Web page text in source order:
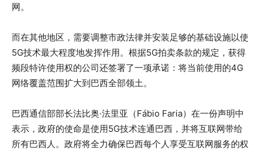
网。
而在其他地区，需要调整市政法律并安装足够的基础设施以使
5G技术最大程度地发挥作用。根据5G拍卖条款的规定，获得
频段特许使用权的公司还签署了一项承诺：将当前使用的4G
网络覆盖范围扩大到巴西全部领土。
巴西通信部部长法比奥·法里亚（Fábio Faria）在一份声明中
表示，政府的使命是使用5G技术连通巴西，并将互联网带给
所有巴西人。政府将全力确保巴西每个人享受互联网服务的权